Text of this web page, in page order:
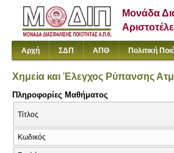
Μονάδα
Αρχή ΣΔΠ ΑΠΘ Πολιτική
Χημεία και Έλεγχος Ρύπανσης
Πληροφορίες Μαθήματος
Τίτλος
Κωδικός